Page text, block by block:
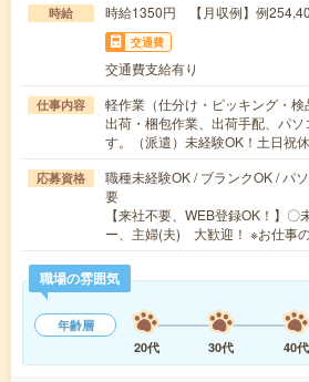
時給 時給1350円 【月収例】例
交通費
交通費支給有り
仕事内容
軽作業（仕分け・ピッキング・検
出荷・梱包作業、出荷手配、パ
す。（派遣）未経験OK！土日祝
応募資格
職種未経験OK / ブランクOK / パ
要
【来社不要、WEB登録OK！】
ー、主婦(夫) 大歓迎！ ※お仕事
職場の雰囲気
年齢層
20代
30代 40代